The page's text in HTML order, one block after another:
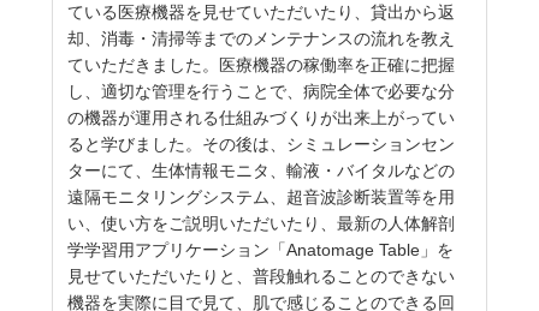
ている医療機器を見せていただいたり、貸出から返
却、消毒・清掃等までのメンテナンスの流れを教え
ていただきました。医療機器の稼働率を正確に把握
し、適切な管理を行うことで、病院全体で必要な分
の機器が運用される仕組みづくりが出来上がってい
ると学びました。その後は、シミュレーションセン
ターにて、生体情報モニタ、輸液・バイタルなどの
遠隔モニタリングシステム、超音波診断装置等を用
い、使い方をご説明いただいたり、最新の人体解剖
学学習用アプリケーション「Anatomage Table」を
見せていただいたりと、普段触れることのできない
機器を実際に目で見て、肌で感じることのできる回